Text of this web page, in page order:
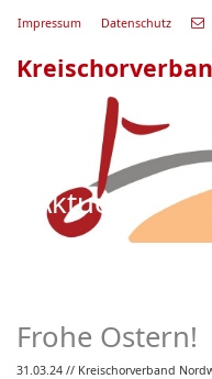
Impressum Datenschutz
Aktuell
Frohe Ostern!
31.03.24 // Kreischorverband